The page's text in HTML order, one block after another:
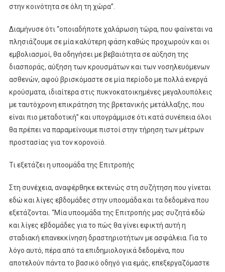
στην κοινότητα σε όλη τη χώρα”.
Διαμήνυσε ότι “οποιαδήποτε χαλάρωση τώρα, που φαίνεται να
πλησιάζουμε σε μία καλύτερη φάση καθώς προχωρούν και οι
εμβολιασμοί, θα οδηγήσει με βεβαιότητα σε αύξηση της
διασποράς, αύξηση των κρουσμάτων και των νοσηλευόμενων
ασθενών, αφού βρισκόμαστε σε μία περίοδο με πολλά ενεργά
κρούσματα, ιδιαίτερα στις πυκνοκατοικημένες μεγαλουπόλεις
με ταυτόχρονη επικράτηση της βρετανικής μετάλλαξης, που
είναι πιο μεταδοτική” και υπογράμμισε ότι κατά συνέπεια όλοι
θα πρέπει να παραμείνουμε πιστοί στην τήρηση των μέτρων
προστασίας για τον κορονοϊό.
Τι εξετάζει η υποομάδα της Επιτροπής
Στη συνέχεια, αναφέρθηκε εκτενώς στη συζήτηση που γίνεται
εδώ και λίγες εβδομάδες στην υποομάδα και τα δεδομένα που
εξετάζονται. “Μία υποομάδα της Επιτροπής μας συζητά εδώ
και λίγες εβδομάδες για το πώς θα γίνει εφικτή αυτή η
σταδιακή επανεκκίνηση δραστηριοτήτων με ασφάλεια. Για το
λόγο αυτό, πέρα από τα επιδημιολογικά δεδομένα, που
αποτελούν πάντα το βασικό οδηγό για εμάς, επεξεργαζόμαστε